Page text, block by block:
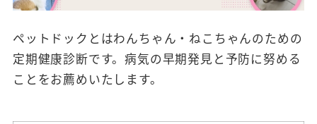
ペットドックとはわんちゃん・ねこちゃんのための
定期健康診断です。病気の早期発見と予防に努める
ことをお薦めいたします。